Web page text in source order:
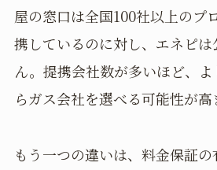
屋の窓口は全国100社以上のプ
携しているのに対し、エネピ
ん。提携会社数が多いほど、
らガス会社を選べる可能性が高
もう一つの違いは、料金保証